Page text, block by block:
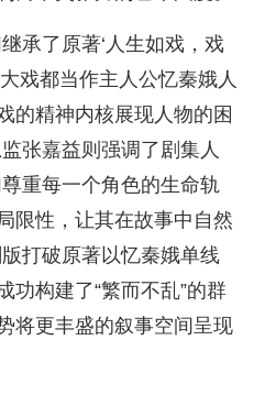
承了原著‘人生如戏，戏
戏都当作主人公忆秦娥人
的精神内核展现人物的困
张嘉益则强调了剧集人
重每一个角色的生命轨
限性，让其在故事中自然
打破原著以忆秦娥单线
功构建了“繁而不乱”的群
将更丰盛的叙事空间呈现